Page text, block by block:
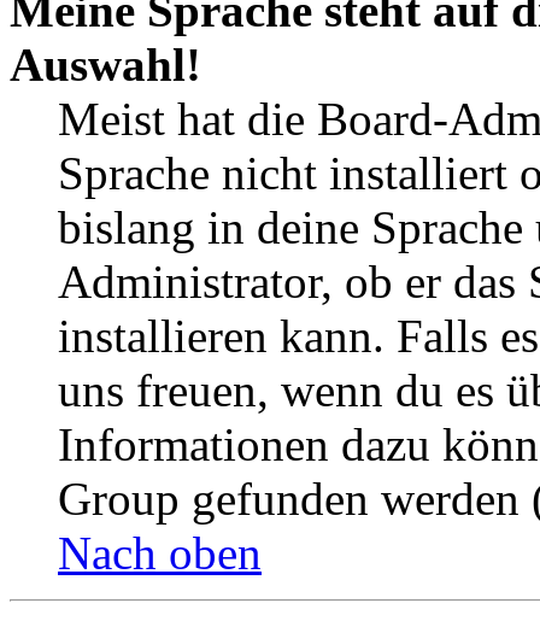
Meine Sprache steht auf
Auswahl!
Meist hat die Board-
Sprache nicht installiert
bislang in deine
Administrator, ob er das
installieren kann. Falls
uns freuen, wenn du es
Informationen dazu
Group gefunden
Nach oben